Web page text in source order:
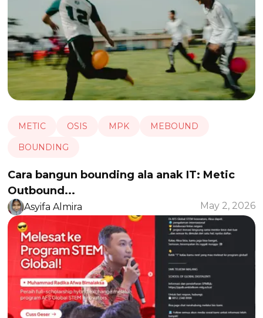
METIC OSIS MPK
MEBOUND
BOUNDING
Cara bangun bounding ala anak IT: Metic
Outbound...
Asyifa Almira May 2, 2026